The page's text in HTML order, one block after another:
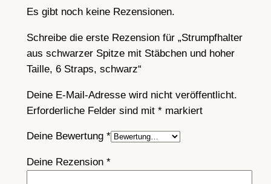
Es gibt noch keine Rezensionen.
Schreibe die erste Rezension für „Strumpfhalter
aus schwarzer Spitze mit Stäbchen und hoher
Taille, 6 Straps, schwarz“
Deine E-Mail-Adresse wird nicht veröffentlicht.
Erforderliche Felder sind mit *markiert
Deine Bewertung *
Deine Rezension *